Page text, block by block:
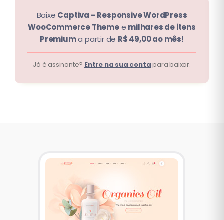
Baixe Captiva – Responsive WordPress
WooCommerce Themee milhares de itens
Premiuma partir de R$ 49,00 ao mês!
Já é assinante? Entre na sua contapara baixar.